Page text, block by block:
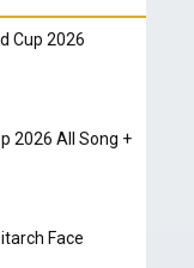
Cup 2026
2026 All Song +
Face